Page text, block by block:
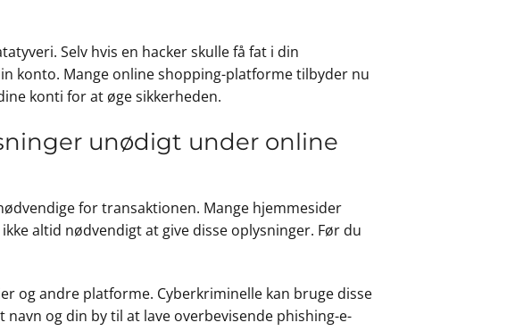
Selv hvis en hacker skulle få fat i din
konto. Mange online shopping-platforme tilbyder nu
konti for at øge sikkerheden.
unødigt under online
for transaktionen. Mange hjemmesider
altid nødvendigt at give disse oplysninger. Før du
og andre platforme. Cyberkriminelle kan bruge disse
og din by til at lave overbevisende phishing-e-